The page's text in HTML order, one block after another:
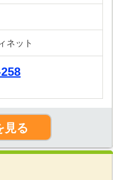
ネット
見る